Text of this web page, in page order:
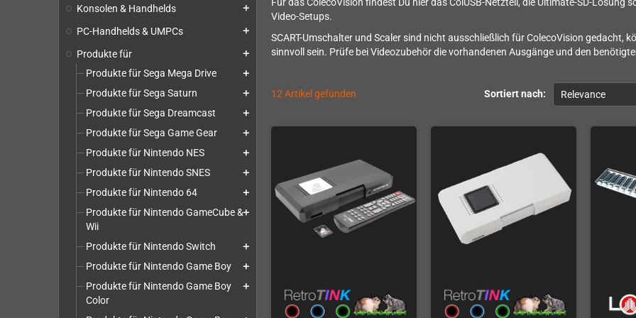
Konsolen & Handhelds add
PC-Handhelds & UMPCs add
Produkte für add
Produkte für Sega Mega Drive add
Produkte für Sega Saturn add
Produkte für Sega Dreamcast add
Produkte für Sega Game Gear add
Produkte für Nintendo NES add
Produkte für Nintendo SNES add
Produkte für Nintendo 64 add
Produkte für Nintendo GameCube &
Wii
add
Produkte für Nintendo Switch add
Produkte für Nintendo Game Boy add
Produkte für Nintendo Game Boy
Color
add
Für das ColecoVision findest Du hier das ColUSB-Netzteil, die Ultimate-SD-Lösung
Video-Setups.
SCART-Umschalter und Scaler sind nicht ausschließlich für ColecoVision gedacht,
sinnvoll sein. Prüfe bei Videozubehör die vorhandenen Ausgänge und den
Sortiert nach: Relevance
12 Artikel gefunden